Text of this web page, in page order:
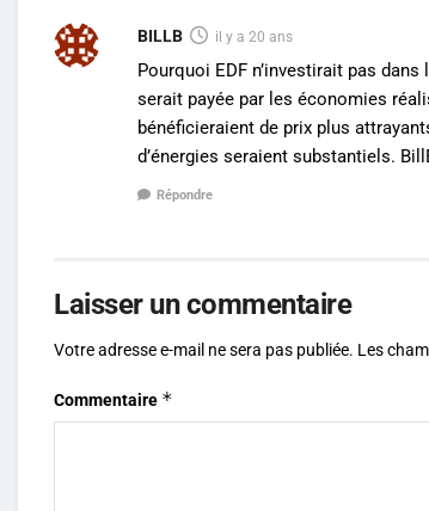
BILLB il y a 20 ans
Pourquoi EDF n’investirait pas
serait payée par les économies
bénéficieraient de prix plus
d’énergies seraient substantiels.
Répondre
Laisser un commentaire
Votre adresse e-mail ne sera pas publiée. Les
Commentaire *